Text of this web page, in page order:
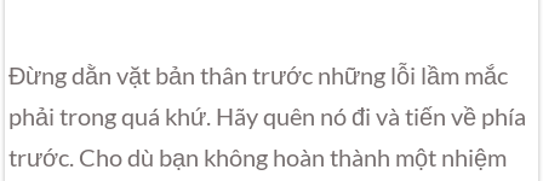
Đừng dằn vặt bản thân trước những lỗi lầm mắc
phải trong quá khứ. Hãy quên nó đi và tiến về phía
trước. Cho dù bạn không hoàn thành một nhiệm